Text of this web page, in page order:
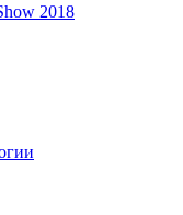
2018